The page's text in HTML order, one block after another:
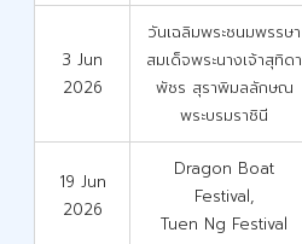
3 Jun
2026
วันเฉลิมพระชนมพรรษา
สมเด็จพระนางเจ้าสุทิดา
พัชร สุราพิมลลักษณ
พระบรมราชินี
19 Jun
2026
Dragon Boat
Festival,
Tuen Ng Festival